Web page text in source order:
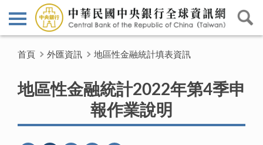
首頁 外匯資訊 地區性金融統計填表資訊
地區性金融統計2022年第4季申
報作業說明